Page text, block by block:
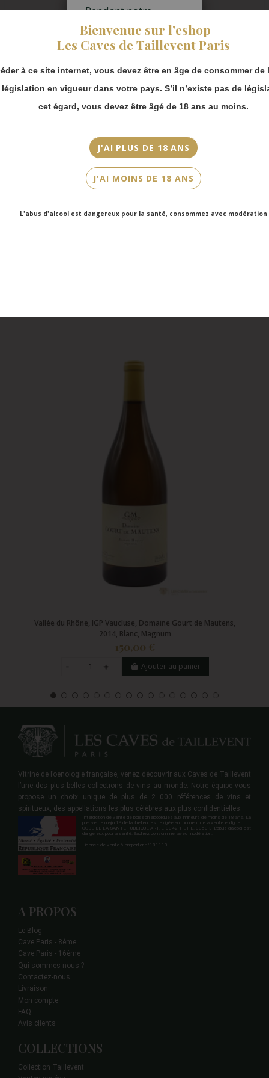
Bienvenue sur l’eshop
Les Caves de Taillevent Paris
à ce site internet, vous devez être en âge de consommer de
législation en vigueur dans votre pays. S’il n’existe pas de
cet égard, vous devez être âgé de 18 ans au moins.
J'AI PLUS DE 18 ANS
J'AI MOINS DE 18 ANS
L'abus d'alcool est dangereux pour la santé, consommez avec modération
2022
Grenache blanc, Clairette, Roussanne, Rolle
Contenance
Vallée du Rhône, IGP Vaucluse, Domaine Gourt de Mautens,
2014, Blanc, Magnum
150,00 €
Ajouter au panier
Vitrine de l’oenologie française, venez découvrir aux Caves de Taillevent
l’une des plus belles collections de vins au monde. Notre équipe vous
propose un choix unique de plus de 2 000 références de vins et
spiritueux, des appellations les plus célèbres aux plus confidentielles.
Interdiction de vente de boisson alcooliques aux mineurs de moins de 18 ans. La
preuve de majorité de l'acheteur est exigée au moment de la vente en ligne.
CODE DE LA SANTE PUBLIQUE ART. L 3342-1 ET L. 3353-3 L'abus d'alcool est
dangereux pour la santé. Sachez consommer avec modération.
Licence de vente à emporter n°131110.
A PROPOS
Le Blog
Cave Paris - 8ème
Cave Paris - 16ème
Qui sommes nous ?
Contactez-nous
Livraison
Mon compte
FAQ
Avis clients
COLLECTIONS
Collection Taillevent
Pendant notre
fermeture estivale,
vous pouvez
continuer à passer
Merci de bien
prendre en compte :
Les envois
partir du 31 août.
Les commandes
en click-and-
collect (cave
Faubourg Saint-
Victor Hugo)